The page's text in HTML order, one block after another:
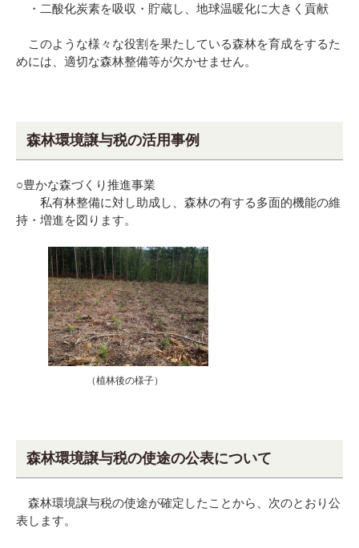
・二酸化炭素を吸収・貯蔵し、地球温暖化に大きく貢献
このような様々な役割を果たしている森林を育成をするた
めには、適切な森林整備等が欠かせません。
森林環境譲与税の活用事例
○豊かな森づくり推進事業
私有林整備に対し助成し、森林の有する多面的機能の維
持・増進を図ります。
（植林後の様子）
森林環境譲与税の使途の公表について
森林環境譲与税の使途が確定したことから、次のとおり公
表します。